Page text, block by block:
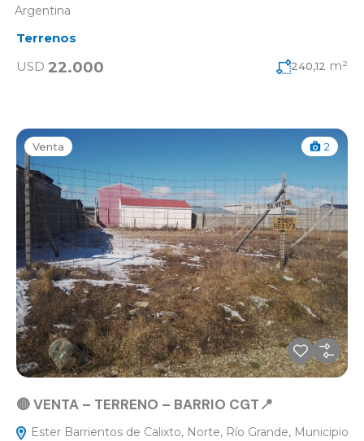
Argentina
Terrenos
USD 22.000 240,12 m²
Venta 2
🔴 VENTA – TERRENO – BARRIO CGT📍
Ester Barrientos de Calixto, Norte, Río Grande, Municipio